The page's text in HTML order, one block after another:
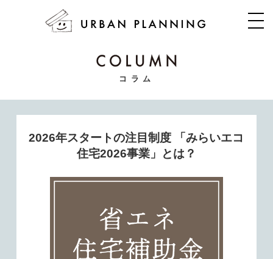
コラム
2026年スタートの注目制度 「みらいエコ
住宅2026事業」とは？